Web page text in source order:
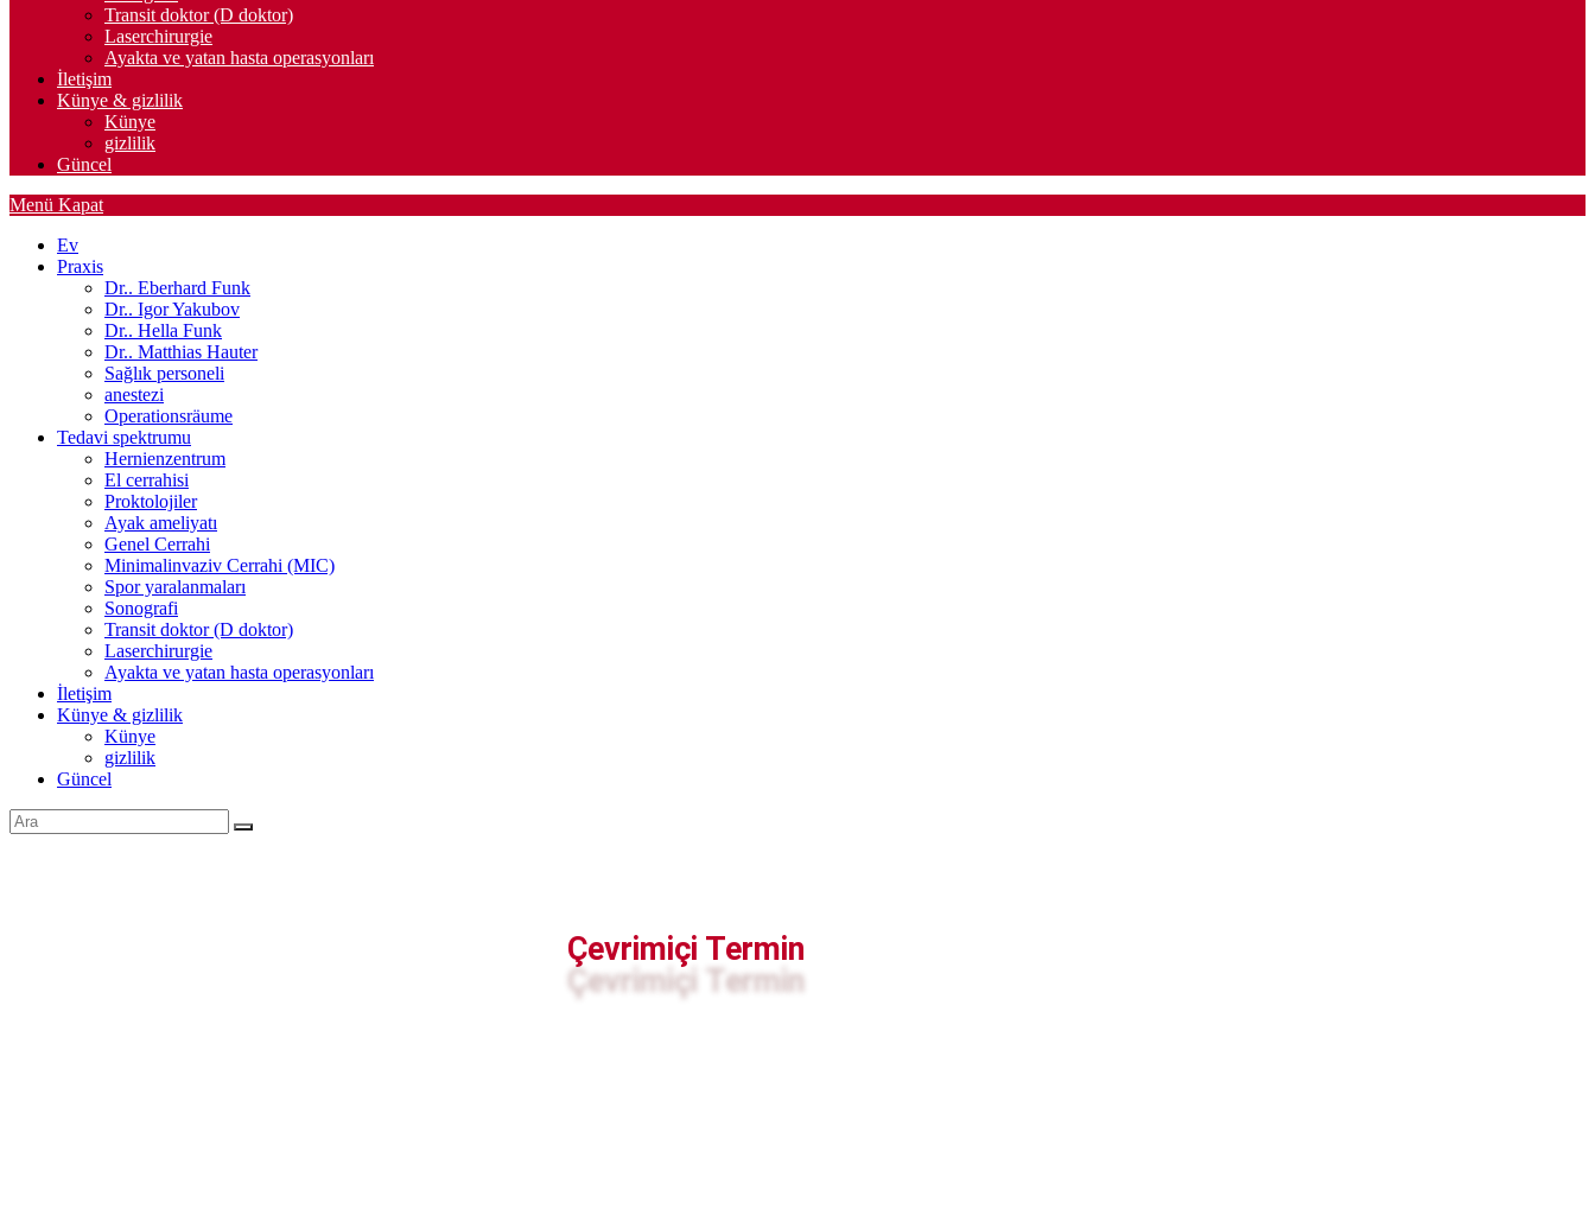
Transit doktor (D doktor)
Laserchirurgie
Ayakta ve yatan hasta operasyonları
İletişim
Künye & gizlilik
Künye
gizlilik
Güncel
Menü Kapat
Ev
Praxis
Dr.. Eberhard Funk
Dr.. Igor Yakubov
Dr.. Hella Funk
Dr.. Matthias Hauter
Sağlık personeli
anestezi
Operationsräume
Tedavi spektrumu
Hernienzentrum
El cerrahisi
Proktolojiler
Ayak ameliyatı
Genel Cerrahi
Minimalinvaziv Cerrahi (MIC)
Spor yaralanmaları
Sonografi
Transit doktor (D doktor)
Laserchirurgie
Ayakta ve yatan hasta operasyonları
İletişim
Künye & gizlilik
Künye
gizlilik
Güncel
Çevrimiçi Termin